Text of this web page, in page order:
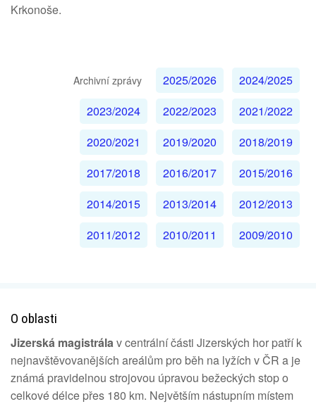
Krkonoše.
Archivní zprávy 2025/2026
2024/2025
2023/2024
2022/2023
2021/2022
2020/2021
2019/2020
2018/2019
2017/2018
2016/2017
2015/2016
2014/2015
2013/2014
2012/2013
2011/2012
2010/2011 2009/2010
O oblasti
Jizerská magistrálav centrální části Jizerských hor patří k
nejnavštěvovanějších areálům pro běh na lyžích v ČR a je
známá pravidelnou strojovou úpravou bežeckých stop o
celkové délce přes 180 km. Největším nástupním místem